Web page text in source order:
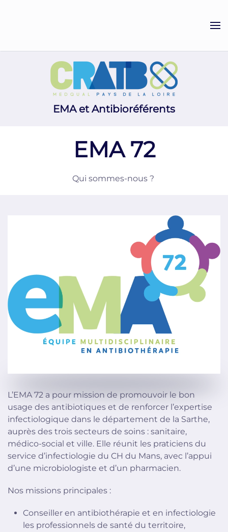
EMA et Antibioréférents
EMA 72
Qui sommes-nous ?
L’EMA 72 a pour mission de promouvoir le bon
usage des antibiotiques et de renforcer l’expertise
infectiologique dans le département de la Sarthe,
auprès des trois secteurs de soins : sanitaire,
médico-social et ville. Elle réunit les praticiens du
service d’infectiologie du CH du Mans, avec l’appui
d’une microbiologiste et d’un pharmacien.
Nos missions principales :
Conseiller en antibiothérapie et en infectiologie
les professionnels de santé du territoire,